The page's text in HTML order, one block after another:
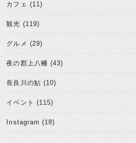
カフェ (11)
観光 (119)
グルメ (29)
夜の郡上八幡 (43)
長良川の鮎 (10)
イベント (115)
Instagram (18)